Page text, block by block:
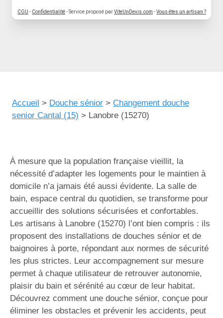
CGU - Confidentialité- Service proposé parViteUnDevis.com -Vous êtes un artisan ?
Accueil > Douche sénior > Changement douche
senior Cantal (15) > Lanobre (15270)
À mesure que la population française vieillit, la
nécessité d’adapter les logements pour le maintien à
domicile n’a jamais été aussi évidente. La salle de
bain, espace central du quotidien, se transforme pour
accueillir des solutions sécurisées et confortables.
Les artisans à Lanobre (15270) l’ont bien compris : ils
proposent des installations de douches sénior et de
baignoires à porte, répondant aux normes de sécurité
les plus strictes. Leur accompagnement sur mesure
permet à chaque utilisateur de retrouver autonomie,
plaisir du bain et sérénité au cœur de leur habitat.
Découvrez comment une douche sénior, conçue pour
éliminer les obstacles et prévenir les accidents, peut